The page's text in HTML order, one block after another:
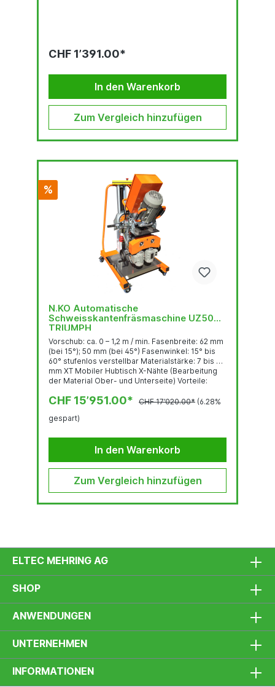
CHF 1’391.00*
In den Warenkorb
Zum Vergleich hinzufügen
%
N.KO Automatische
Schweisskantenfräsmaschine UZ50
TRIUMPH
Vorschub: ca. 0 – 1,2 m / min. Fasenbreite: 62 mm
(bei 15°); 50 mm (bei 45°) Fasenwinkel: 15° bis
60° stufenlos verstellbar Materialstärke: 7 bis 80
mm XT Mobiler Hubtisch X-Nähte (Bearbeitung
der Material Ober- und Unterseite) Vorteile:
Hochgeschwindigkeitsfräskopf mit sehr
Winkelverstellung 15° bis 60° XT Mobiler
werkzeuglos in kürzester Zeit am Hubtisch
befestigen Die Arbeitshöhe der Maschine...
CHF 15’951.00* CHF 17’020.00* (6.28%
gespart)
In den Warenkorb
Zum Vergleich hinzufügen
ELTEC MEHRING AG
SHOP
ANWENDUNGEN
UNTERNEHMEN
INFORMATIONEN